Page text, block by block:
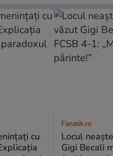
cu
Fanatik.ro
Locul
Gigi Becali